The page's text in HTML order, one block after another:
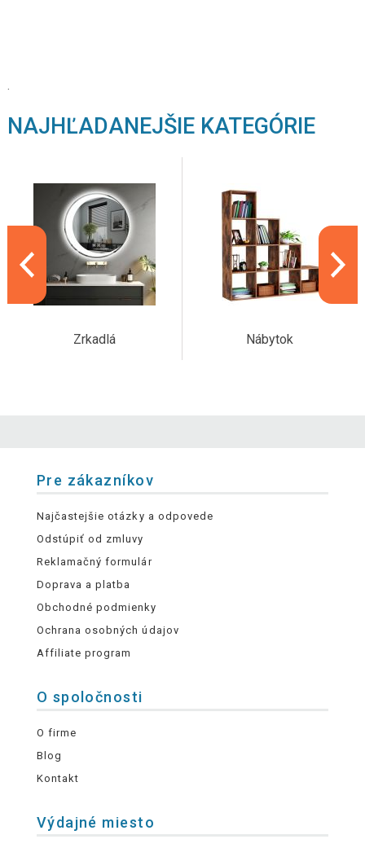
.
NAJHĽADANEJŠIE KATEGÓRIE
Zrkadlá Nábytok
Pre zákazníkov
Najčastejšie otázky a odpovede
Odstúpiť od zmluvy
Reklamačný formulár
Doprava a platba
Obchodné podmienky
Ochrana osobných údajov
Affiliate program
O spoločnosti
O firme
Blog
Kontakt
Výdajné miesto